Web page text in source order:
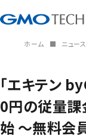
ホーム ニュース
「エキテン
0円の従量課
始 ～無料会